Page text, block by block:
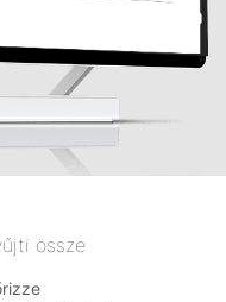
össze